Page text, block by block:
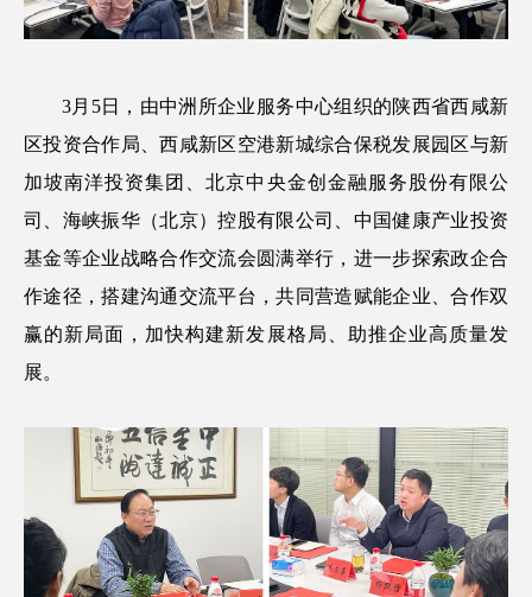
3月5日，由中洲所企业服务中心组织的陕西省西咸新
区投资合作局、西咸新区空港新城综合保税发展园区与新
加坡南洋投资集团、北京中央金创金融服务股份有限公
司、海峡振华（北京）控股有限公司、中国健康产业投资
基金等企业战略合作交流会圆满举行，进一步探索政企合
作途径，搭建沟通交流平台，共同营造赋能企业、合作双
赢的新局面，加快构建新发展格局、助推企业高质量发
展。